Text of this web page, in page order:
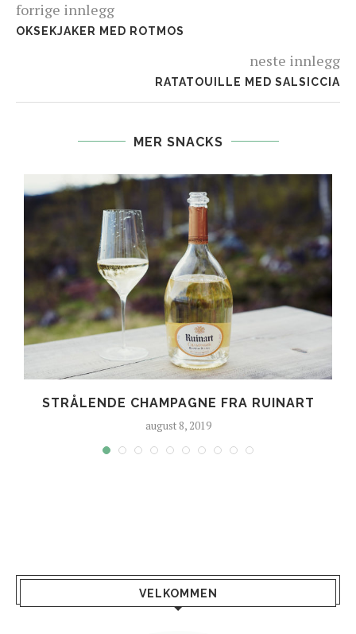
forrige innlegg
OKSEKJAKER MED ROTMOS
neste innlegg
RATATOUILLE MED SALSICCIA
MER SNACKS
STRÅLENDE CHAMPAGNE FRA RUINART
august 8, 2019
VELKOMMEN